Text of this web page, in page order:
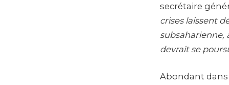
secrétaire
crises laissent
subsaharienne,
devrait se
Abondant